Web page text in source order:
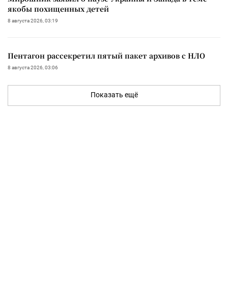
якобы похищенных детей
8 августа 2026, 03:19
Пентагон рассекретил пятый пакет архивов с НЛО
8 августа 2026, 03:06
Показать ещё